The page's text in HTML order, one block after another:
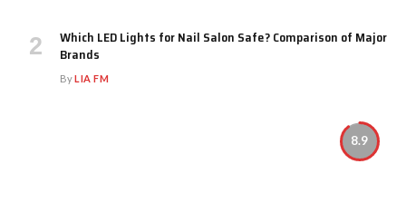
Which LED Lights for Nail Salon Safe? Comparison of Major
Brands
ByLIA FM
8.9